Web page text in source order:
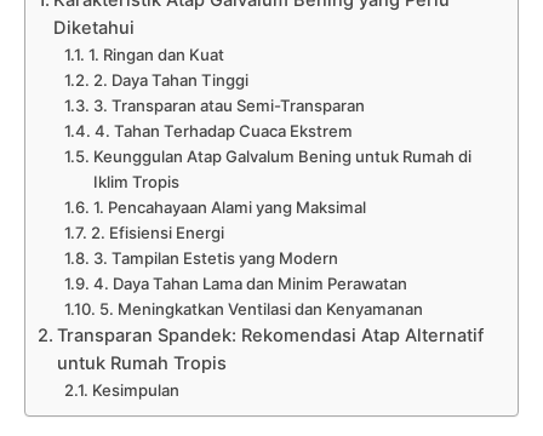
Diketahui
1. Ringan dan Kuat
2. Daya Tahan Tinggi
3. Transparan atau Semi-Transparan
4. Tahan Terhadap Cuaca Ekstrem
Keunggulan Atap Galvalum Bening untuk Rumah di
Iklim Tropis
1. Pencahayaan Alami yang Maksimal
2. Efisiensi Energi
3. Tampilan Estetis yang Modern
4. Daya Tahan Lama dan Minim Perawatan
5. Meningkatkan Ventilasi dan Kenyamanan
Transparan Spandek: Rekomendasi Atap Alternatif
untuk Rumah Tropis
Kesimpulan